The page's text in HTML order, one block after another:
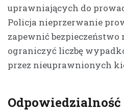
uprawniających do
Policja nieprzerwanie
zapewnić bezpieczeństwo
ograniczyć liczbę
przez nieuprawnionych
Odpowiedzialność